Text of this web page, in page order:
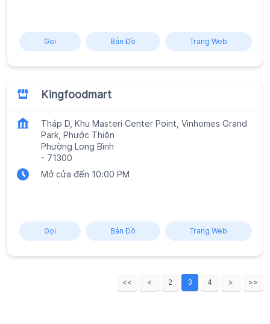
Gọi Bản Đồ Trang Web
Kingfoodmart
Tháp D, Khu Masteri Center Point, Vinhomes Grand
Park, Phước Thiện
Phường Long Bình
- 71300
Mở cửa đến 10:00 PM
Gọi Bản Đồ Trang Web
2 3 4